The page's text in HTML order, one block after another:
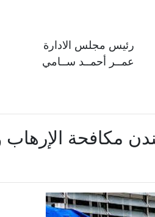
رئيس مجلس الادارة
عمــر أحمــد ســامي
مكافحة الإرهاب